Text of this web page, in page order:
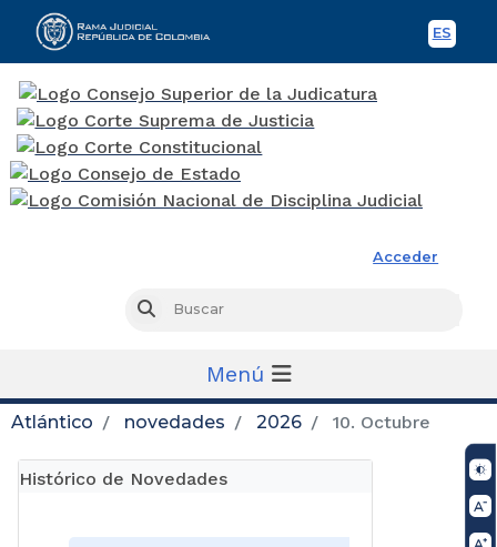
ES
Acceder
Buscar
Menú
Atlántico novedades 2026 10. Octubre
Histórico de Novedades